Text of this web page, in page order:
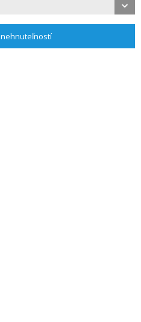
nehnuteľností